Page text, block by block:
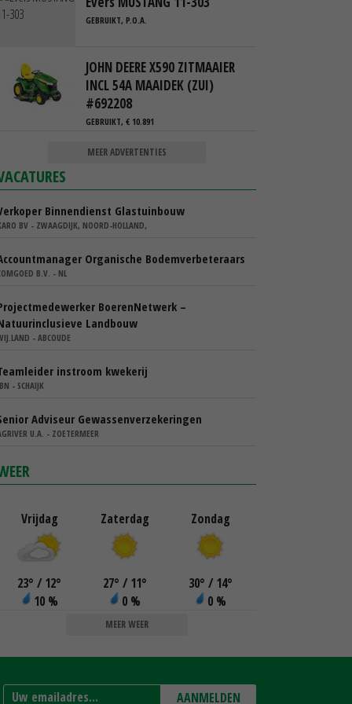
GEBRUIKT, P.O.A.
JOHN DEERE X590 ZITMAAIER
INCL 54A MAAIDEK (ZUI)
#692208
GEBRUIKT, € 10.891
MEER ADVERTENTIES
Binnendienst Glastuinbouw
BV - ZWAAGDIJK, NOORD-HOLLAND,
Organische Bodemverbeteraars
B.V. - NL
BoerenNetwerk –
Landbouw
- ABCOUDE
instroom kwekerij
- SCHAIJK
Adviseur Gewassenverzekeringen
U.A. - ZOETERMEER
Vrijdag
23° / 12°
10 %
Zaterdag
27° / 11°
0 %
Zondag
30° / 14°
0 %
MEER WEER
AANMELDEN